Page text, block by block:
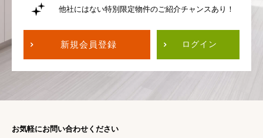
他社にはない特別限定物件のご紹介チャンスあり！
新規会員登録 ログイン
お気軽にお問い合わせください